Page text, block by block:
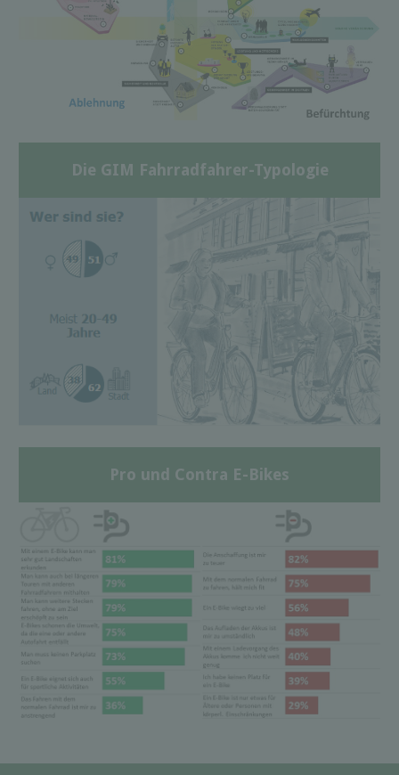
Die GIM Fahrradfahrer-Typologie
Pro und Contra E-Bikes